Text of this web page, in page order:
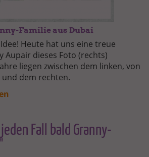
Familie aus Dubai
Heute hat uns eine treue
Aupair dieses Foto (rechts)
liegen zwischen dem linken, von
dem rechten.
Fall bald Granny-